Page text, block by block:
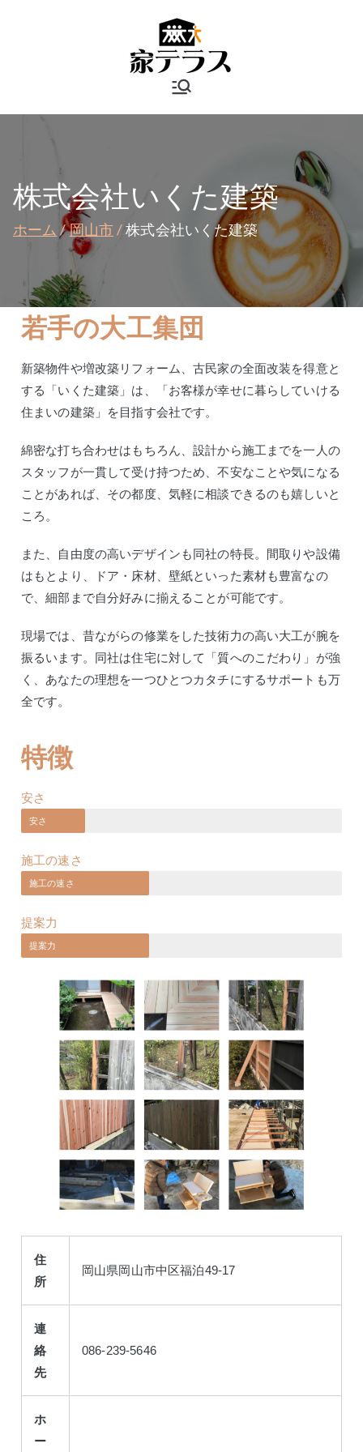
岡山リフォ
ング | 家テ
ラス
株式会社いくた建築
ホーム 岡山市 株式会社いくた建築
若手の大工集団
新築物件や増改築リフォーム、古民家の全面改装を得意と
する「いくた建築」は、「お客様が幸せに暮らしていける
住まいの建築」を目指す会社です。
綿密な打ち合わせはもちろん、設計から施工までを一人の
スタッフが一貫して受け持つため、不安なことや気になる
ことがあれば、その都度、気軽に相談できるのも嬉しいと
ころ。
また、自由度の高いデザインも同社の特長。間取りや設備
はもとより、ドア・床材、壁紙といった素材も豊富なの
で、細部まで自分好みに揃えることが可能です。
現場では、昔ながらの修業をした技術力の高い大工が腕を
振るいます。同社は住宅に対して「質へのこだわり」が強
く、あなたの理想を一つひとつカタチにするサポートも万
全です。
特徴
安さ
安さ
施工の速さ
施工の速さ
提案力
提案力
住
所
岡山県岡山市中区福泊49-17
連
絡
先
086-239-5646
ホ
ー